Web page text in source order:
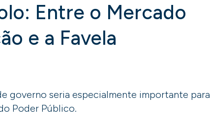
Entre o Mercado
e a Favela
governo seria especialmente importante para
Poder Público.